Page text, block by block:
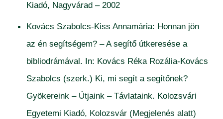
Kiadó, Nagyvárad – 2002
Kovács Szabolcs-Kiss Annamária: Honnan jön
az én segítségem? – A segítő útkeresése a
bibliodrámával. In: Kovács Réka Rozália-Kovács
Szabolcs (szerk.) Ki, mi segít a segítőnek?
Gyökereink – Útjaink – Távlataink. Kolozsvári
Egyetemi Kiadó, Kolozsvár (Megjelenés alatt)